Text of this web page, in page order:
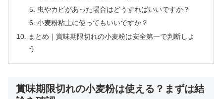
虫やカビがあった場合はどうすればいいですか？
小麦粉粘土に使ってもいいですか？
まとめ｜賞味期限切れの小麦粉は安全第一で判断しよ
う
賞味期限切れの小麦粉は使える？まずは結